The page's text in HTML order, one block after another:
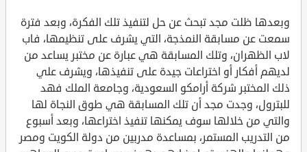
وبعدها ظلت مجد تبحث عن حل لتنفيذ تلك الفكرة، وبعد فترة
سمعت عن مسابقة النمذجة، التي يشرف على تنظيمها، فاب
لاب الظهران، وتلك المسابقة هي عبارة عن مختبر يساعد من
لديهم أفكار أو اختراعات جيدة على تنفيذها، ويشرف علي
ذلك المختبر شركة أرامكو السعودية، وجامعة الملك فهد
للبترول، وجدت مجد أن تلك المسابقة هي طوق النجاة لها
والتي من خلالها سوف يمكنها تنفيذ اختراعها، وبعد أسبوع
من التدريب المستمر، بمساعدة مدربين من دولة الكويت ومصر